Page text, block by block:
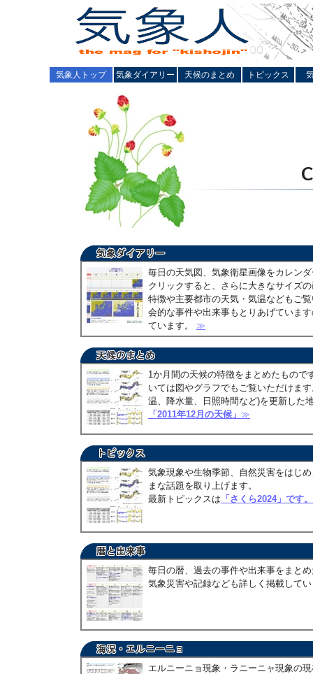
気象人トップ 気象ダイアリー 天候のまとめ トピックス
毎日の天気図、気象衛星画像をカレン
クリックすると、さらに大きなサイズ
特徴や主要都市の天気・気温などもご
会的な事件や出来事もとりあげていま
ています。 ≫
1か月間の天候の特徴をまとめたもので
いては図やグラフでもご覧いただけま
温、降水量、日照時間など)を更新した
「2011年12月の天候」 ≫
気象現象や生物季節、自然災害をはじ
まな話題を取り上げます。
最新トピックスは 「さくら2024」です。
毎日の暦、過去の事件や出来事をまと
気象災害や記録なども詳しく掲載して
エルニーニョ現象・ラニーニャ現象の